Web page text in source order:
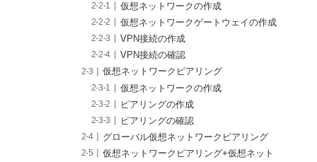
仮想ネットワークの作成
仮想ネットワークゲートウェイの作成
VPN接続の作成
VPN接続の確認
仮想ネットワークピアリング
仮想ネットワークの作成
ピアリングの作成
ピアリングの確認
グローバル仮想ネットワークピアリング
仮想ネットワークピアリング+仮想ネット